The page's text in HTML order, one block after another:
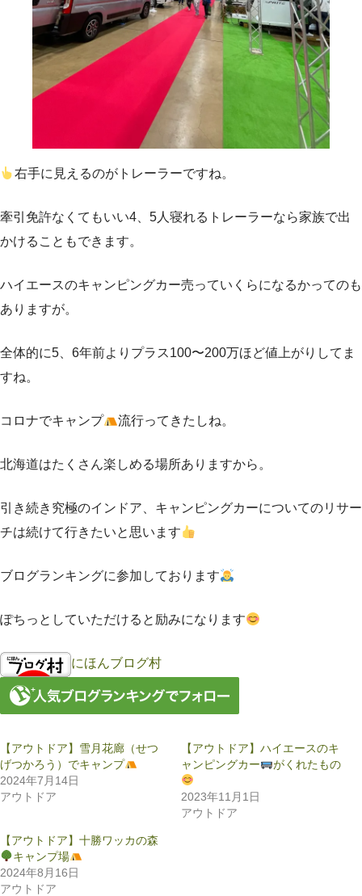
右手に見えるのがトレーラーですね。
牽引免許なくてもいい4、5人寝れるトレーラーなら家族で出
かけることもできます。
ハイエースのキャンピングカー売っていくらになるかってのも
ありますが。
全体的に5、6年前よりプラス100〜200万ほど値上がりしてま
すね。
コロナでキャンプ 流行ってきたしね。
北海道はたくさん楽しめる場所ありますから。
引き続き究極のインドア、キャンピングカーについてのリサー
チは続けて行きたいと思います
ブログランキングに参加しております
ぽちっとしていただけると励みになります
にほんブログ村
【アウトドア】雪月花廊（せつ
げつかろう）でキャンプ
2024年7月14日
アウトドア
【アウトドア】ハイエースのキ
ャンピングカー
がくれたもの
2023年11月1日
アウトドア
【アウトドア】十勝ワッカの森
キャンプ場
2024年8月16日
アウトドア